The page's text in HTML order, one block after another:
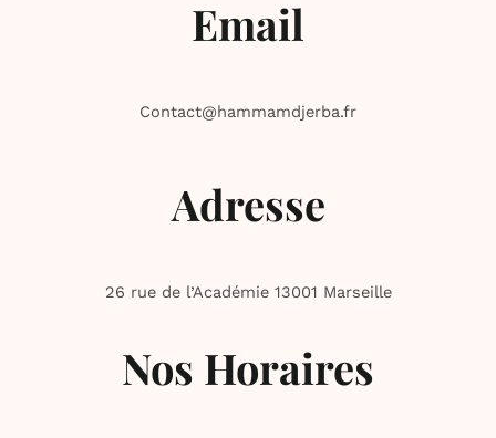
Email
Contact@hammamdjerba.fr
Adresse
26 rue de l’Académie 13001 Marseille
Nos Horaires